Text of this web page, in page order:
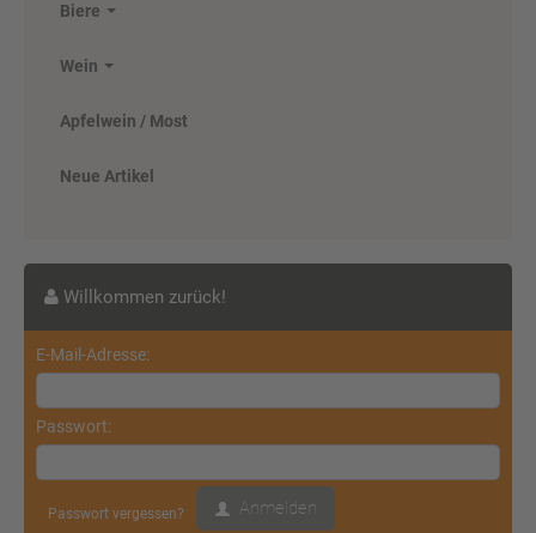
Ensinger Sport Medium 12 x 0,75
( inkl. 19 % MwSt. zzgl.Versandkosten)
Details
Biere
Wein
Apfelwein / Most
Neue Artikel
Willkommen zurück!
E-Mail-Adresse:
Passwort:
Passwort vergessen? Anmelden